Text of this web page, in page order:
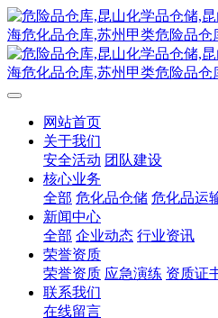
网站首页
关于我们
安全活动 团队建设
核心业务
全部 危化品仓储 危化品运
新闻中心
全部 企业动态 行业资讯
荣誉资质
荣誉资质 应急演练 资质证
联系我们
在线留言